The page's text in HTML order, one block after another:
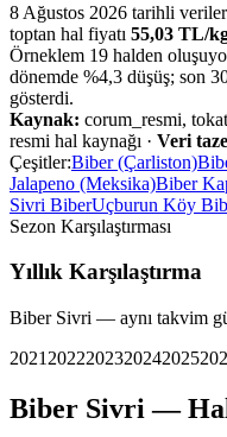
8 Ağustos 2026 tarihli
toptan hal fiyatı 55,03 TL/
Örneklem 19 halden
dönemde %4,3 düşüş; son
gösterdi.
Kaynak: corum_resmi,
resmi hal kaynağı · Veri
Çeşitler:Biber (Çarliston)
Jalapeno (Meksika)Biber
Sivri BiberUçburun Köy
Sezon Karşılaştırması
Yıllık Karşılaştırma
Biber Sivri — aynı takvim
2021 2022202320242025
Biber Sivri —